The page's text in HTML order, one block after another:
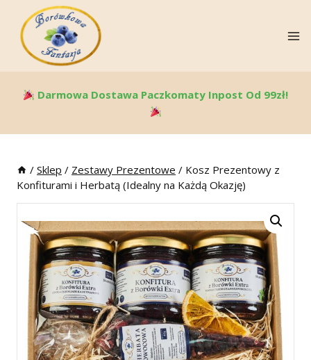
Content
Darmowa Dostawa Paczkomaty Inpost Od 99zł!
/ Sklep / Zestawy Prezentowe / Kosz Prezentowy z
Konfiturami i Herbatą (Idealny na Każdą Okazję)